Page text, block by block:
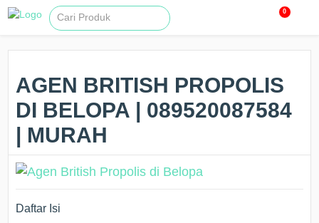
0
AGEN BRITISH PROPOLIS
DI BELOPA | 089520087584
| MURAH
Daftar Isi